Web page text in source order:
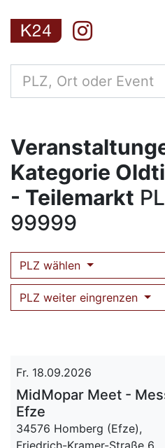
Kategorie
- Teilemarkt
99999
PLZ wählen
PLZ weiter eingrenzen
Fr. 18.09.2026
MidMopar Meet -
Efze
34576 Homberg (Efze),
Friedrich-Kramer-Straße 6